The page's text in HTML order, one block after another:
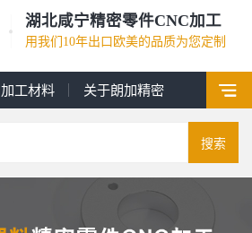
湖北咸宁精密零件CNC加工
用我们10年出口欧美的品质为您定制
加工材料 关于朗加精密
搜索